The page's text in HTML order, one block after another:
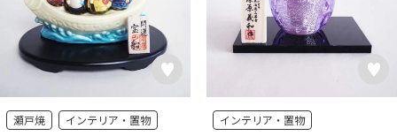
瀬戸焼 インテリア・置物 インテリア・置物